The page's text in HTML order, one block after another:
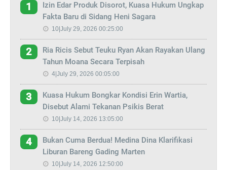
1
Izin Edar Produk Disorot, Kuasa Hukum Ungkap
Fakta Baru di Sidang Heni Sagara
10|July 29, 2026 00:25:00
2
Ria Ricis Sebut Teuku Ryan Akan Rayakan Ulang
Tahun Moana Secara Terpisah
4|July 29, 2026 00:05:00
3
Kuasa Hukum Bongkar Kondisi Erin Wartia,
Disebut Alami Tekanan Psikis Berat
10|July 14, 2026 13:05:00
4
Bukan Cuma Berdua! Medina Dina Klarifikasi
Liburan Bareng Gading Marten
10|July 14, 2026 12:50:00